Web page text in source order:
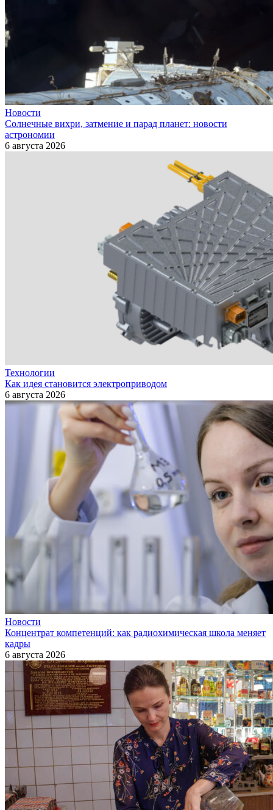
Новости
Солнечные вихри, затмение и парад планет: новости
астрономии
6 августа 2026
Технологии
Как идея становится электроприводом
6 августа 2026
Новости
Концентрат компетенций: как радиохимическая школа меняет
кадры
6 августа 2026